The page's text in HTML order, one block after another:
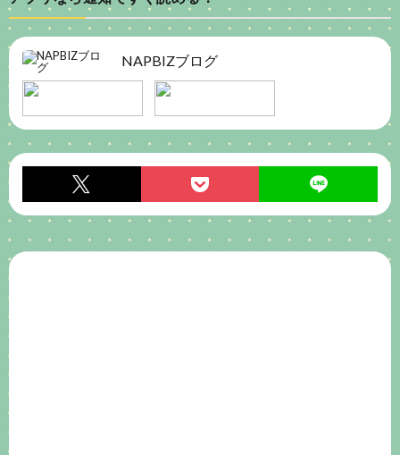
NAPBIZブログ